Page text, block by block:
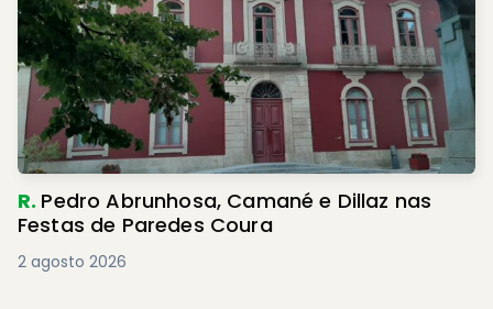
R. Pedro Abrunhosa, Camané e Dillaz nas
Festas de Paredes Coura
2 agosto 2026